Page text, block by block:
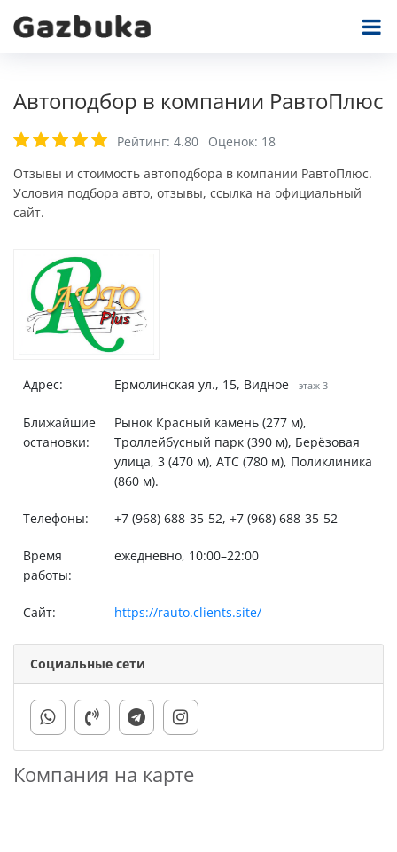
Автоподбор в компании РавтоПлюс
Рейтинг: 4.80 Оценок: 18
Отзывы и стоимость автоподбора в компании РавтоПлюс.
Условия подбора авто, отзывы, ссылка на официальный
сайт.
Адрес: Ермолинская ул., 15, Видное этаж 3
Ближайшие
остановки:
Рынок Красный камень (277 м),
Троллейбусный парк (390 м), Берёзовая
улица, 3 (470 м), АТС (780 м), Поликлиника
(860 м).
Телефоны: +7 (968) 688-35-52, +7 (968) 688-35-52
Время
работы:
ежедневно, 10:00–22:00
Сайт: https://rauto.clients.site/
Социальные сети
Компания на карте